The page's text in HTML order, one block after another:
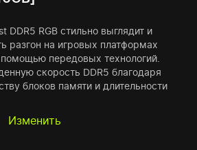
DDR5 RGB стильно выглядит и
разгон на игровых платформах
передовых технологий.
скорость DDR5 благодаря
блоков памяти и длительности
Изменить